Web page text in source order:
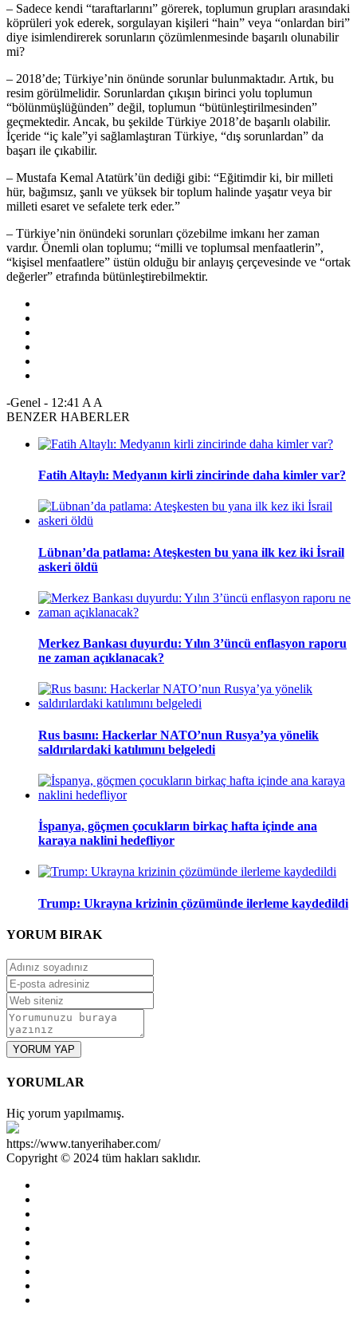
– Sadece kendi “taraftarlarını” görerek, toplumun grupları arasındaki
köprüleri yok ederek, sorgulayan kişileri “hain” veya “onlardan biri”
diye isimlendirerek sorunların çözümlenmesinde başarılı olunabilir
mi?
– 2018’de; Türkiye’nin önünde sorunlar bulunmaktadır. Artık, bu
resim görülmelidir. Sorunlardan çıkışın birinci yolu toplumun
“bölünmüşlüğünden” değil, toplumun “bütünleştirilmesinden”
geçmektedir. Ancak, bu şekilde Türkiye 2018’de başarılı olabilir.
İçeride “iç kale”yi sağlamlaştıran Türkiye, “dış sorunlardan” da
başarı ile çıkabilir.
– Mustafa Kemal Atatürk’ün dediği gibi: “Eğitimdir ki, bir milleti
hür, bağımsız, şanlı ve yüksek bir toplum halinde yaşatır veya bir
milleti esaret ve sefalete terk eder.”
– Türkiye’nin önündeki sorunları çözebilme imkanı her zaman
vardır. Önemli olan toplumu; “milli ve toplumsal menfaatlerin”,
“kişisel menfaatlere” üstün olduğu bir anlayış çerçevesinde ve “ortak
değerler” etrafında bütünleştirebilmektir.
-Genel - 12:41 A A
BENZER HABERLER
Fatih Altaylı: Medyanın kirli zincirinde daha kimler var?
Lübnan’da patlama: Ateşkesten bu yana ilk kez iki İsrail
askeri öldü
Merkez Bankası duyurdu: Yılın 3’üncü enflasyon raporu
ne zaman açıklanacak?
Rus basını: Hackerlar NATO’nun Rusya’ya yönelik
saldırılardaki katılımını belgeledi
İspanya, göçmen çocukların birkaç hafta içinde ana
karaya naklini hedefliyor
Trump: Ukrayna krizinin çözümünde ilerleme kaydedildi
YORUM BIRAK
YORUM YAP
YORUMLAR
Hiç yorum yapılmamış.
https://www.tanyerihaber.com/
Copyright © 2024 tüm hakları saklıdır.